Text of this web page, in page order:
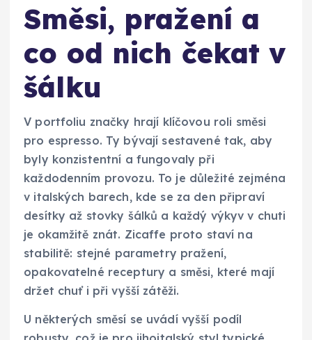
Směsi, pražení a
co od nich čekat v
šálku
V portfoliu značky hrají klíčovou roli směsi
pro espresso. Ty bývají sestavené tak, aby
byly konzistentní a fungovaly při
každodenním provozu. To je důležité zejména
v italských barech, kde se za den připraví
desítky až stovky šálků a každý výkyv v chuti
je okamžitě znát. Zicaffe proto staví na
stabilitě: stejné parametry pražení,
opakovatelné receptury a směsi, které mají
držet chuť i při vyšší zátěži.
U některých směsí se uvádí vyšší podíl